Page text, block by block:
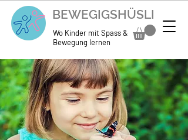
BEWEGIGSHÜSLI
Wo Kinder mit Spass &
Bewegung lernen